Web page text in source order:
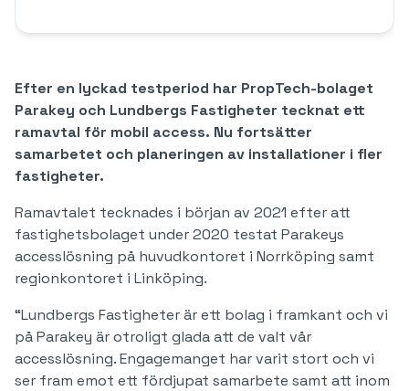
Efter en lyckad testperiod har PropTech-bolaget
Parakey och Lundbergs Fastigheter tecknat ett
ramavtal för mobil access. Nu fortsätter
samarbetet och planeringen av installationer i fler
fastigheter.
Ramavtalet tecknades i början av 2021 efter att
fastighetsbolaget under 2020 testat Parakeys
accesslösning på huvudkontoret i Norrköping samt
regionkontoret i Linköping.
“Lundbergs Fastigheter är ett bolag i framkant och vi
på Parakey är otroligt glada att de valt vår
accesslösning. Engagemanget har varit stort och vi
ser fram emot ett fördjupat samarbete samt att inom